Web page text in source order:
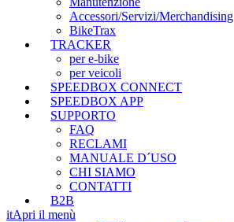
Accessori/Servizi/Merchandising
BikeTrax
TRACKER
per e-bike
per veicoli
SPEEDBOX CONNECT
SPEEDBOX APP
SUPPORTO
FAQ
RECLAMI
MANUALE D´USO
CHI SIAMO
CONTATTI
B2B
itApri il menù